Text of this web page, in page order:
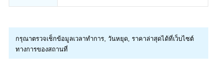
กรุณาตรวจเช็กข้อมูลเวลาทำการ, วันหยุด, ราคาล่าสุดได้ที่เว็บไซต์
ทางการของสถานที่